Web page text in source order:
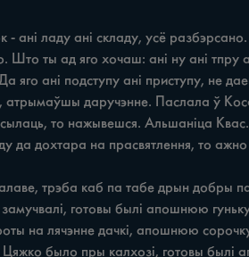
то нажывешся. Альшаніца Квас.